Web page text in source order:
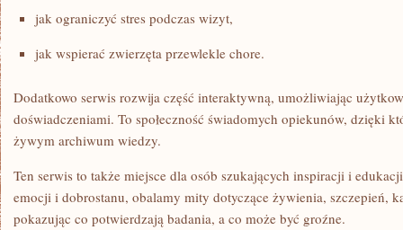
jak ograniczyć stres podczas wizyt,
jak wspierać zwierzęta przewlekle chore.
Dodatkowo serwis rozwija część interaktywną, umożliwiając
doświadczeniami. To społeczność świadomych opiekunów, dzięki
żywym archiwum wiedzy.
Ten serwis to także miejsce dla osób szukających inspiracji i
emocji i dobrostanu, obalamy mity dotyczące żywienia, szczepień,
pokazując co potwierdzają badania, a co może być groźne.